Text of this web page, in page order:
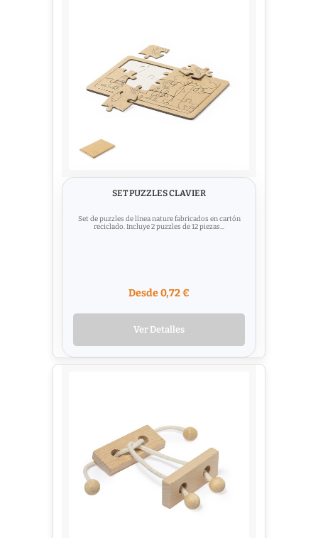
SET PUZZLES CLAVIER
Set de puzzles de línea nature fabricados en cartón
reciclado. Incluye 2 puzzles de 12 piezas...
Desde 0,72 €
Ver Detalles